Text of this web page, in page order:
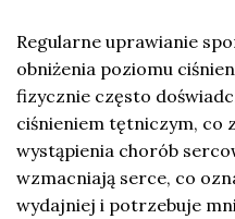
Regularne uprawianie
obniżenia poziomu
fizycznie często
ciśnieniem tętniczym, co
wystąpienia chorób
wzmacniają serce, co
wydajniej i potrzebuje